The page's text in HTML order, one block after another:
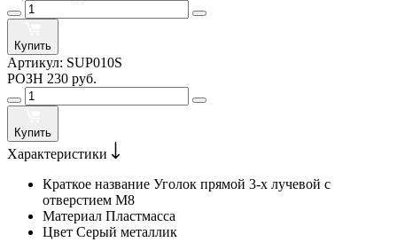
Купить
Артикул: SUP010S
РОЗН 230 руб.
Купить
Характеристики
Краткое название Уголок прямой 3-х лучевой с
отверстием М8
Материал Пластмасса
Цвет Cерый металлик